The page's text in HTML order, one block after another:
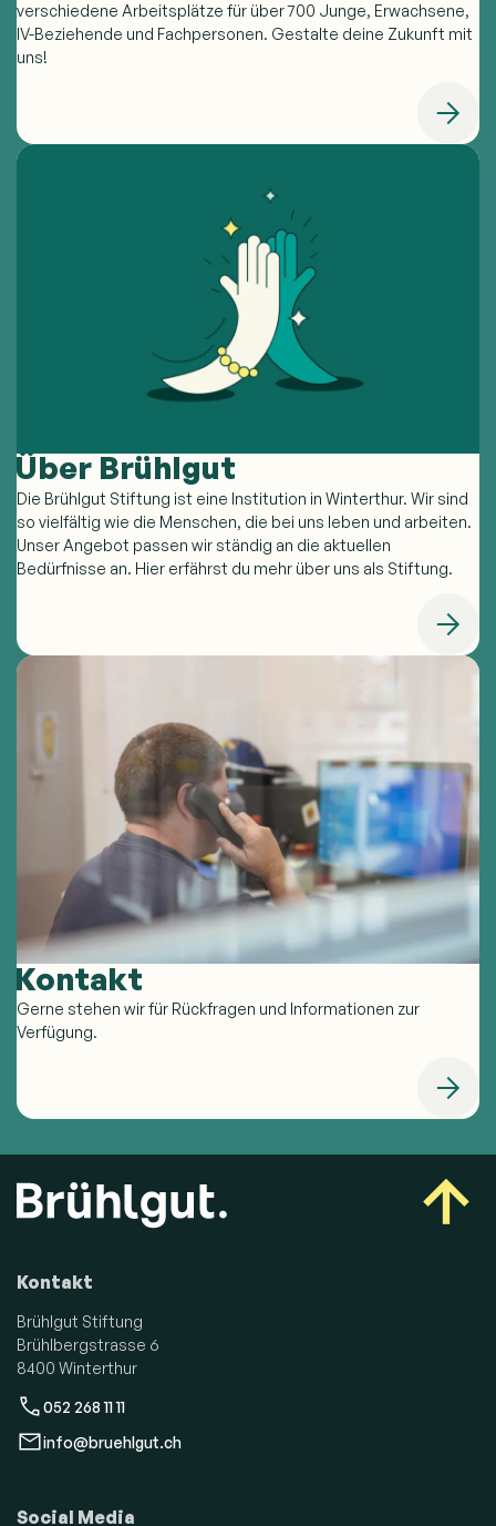
verschiedene Arbeitsplätze für über 700 Junge, Erwachsene,
IV-Beziehende und Fachpersonen. Gestalte deine Zukunft mit
uns!
Über Brühlgut
Die Brühlgut Stiftung ist eine Institution in Winterthur. Wir sind
so vielfältig wie die Menschen, die bei uns leben und arbeiten.
Unser Angebot passen wir ständig an die aktuellen
Bedürfnisse an. Hier erfährst du mehr über uns als Stiftung.
Kontakt
Gerne stehen wir für Rückfragen und Informationen zur
Verfügung.
Kontakt
Brühlgut Stiftung
Brühlbergstrasse 6
8400 Winterthur
052 268 11 11
info@bruehlgut.ch
Social Media